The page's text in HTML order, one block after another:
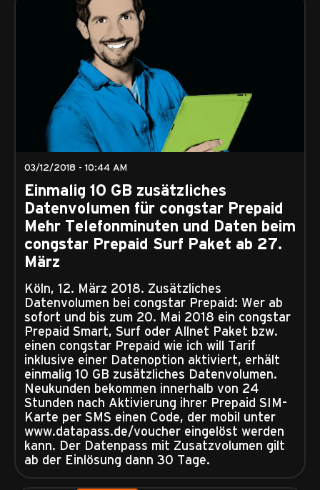
03/12/2018 - 10:44 AM
Einmalig 10 GB zusätzliches
Datenvolumen für congstar Prepaid
Mehr Telefonminuten und Daten beim
congstar Prepaid Surf Paket ab 27.
März
Köln, 12. März 2018. Zusätzliches
Datenvolumen bei congstar Prepaid: Wer ab
sofort und bis zum 20. Mai 2018 ein congstar
Prepaid Smart, Surf oder Allnet Paket bzw.
einen congstar Prepaid wie ich will Tarif
inklusive einer Datenoption aktiviert, erhält
einmalig 10 GB zusätzliches Datenvolumen.
Neukunden bekommen innerhalb von 24
Stunden nach Aktivierung ihrer Prepaid SIM-
Karte per SMS einen Code, der mobil unter
www.datapass.de/voucher eingelöst werden
kann. Der Datenpass mit Zusatzvolumen gilt
ab der Einlösung dann 30 Tage.